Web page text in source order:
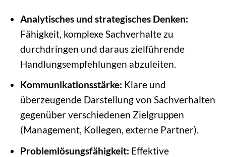
Analytisches und strategisches Denken:
Fähigkeit, komplexe Sachverhalte zu
durchdringen und daraus zielführende
Handlungsempfehlungen abzuleiten.
Kommunikationsstärke: Klare und
überzeugende Darstellung von Sachverhalten
gegenüber verschiedenen Zielgruppen
(Management, Kollegen, externe Partner).
Problemlösungsfähigkeit: Effektive